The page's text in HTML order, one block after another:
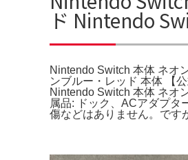
ド Nintendo
Nintendo Switch 本体 ネオ
ンブルー・レッド 本体 【
Nintendo Switch 本体 ネオ
属品: ドック、ACアダプタ
傷などはありません。です